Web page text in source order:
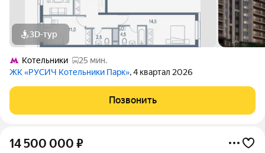
3D-тур
Котельники
25 мин.
ЖК «РУСИЧ Котельники Парк», 4 квартал 2026
Позвонить
14 500 000 ₽